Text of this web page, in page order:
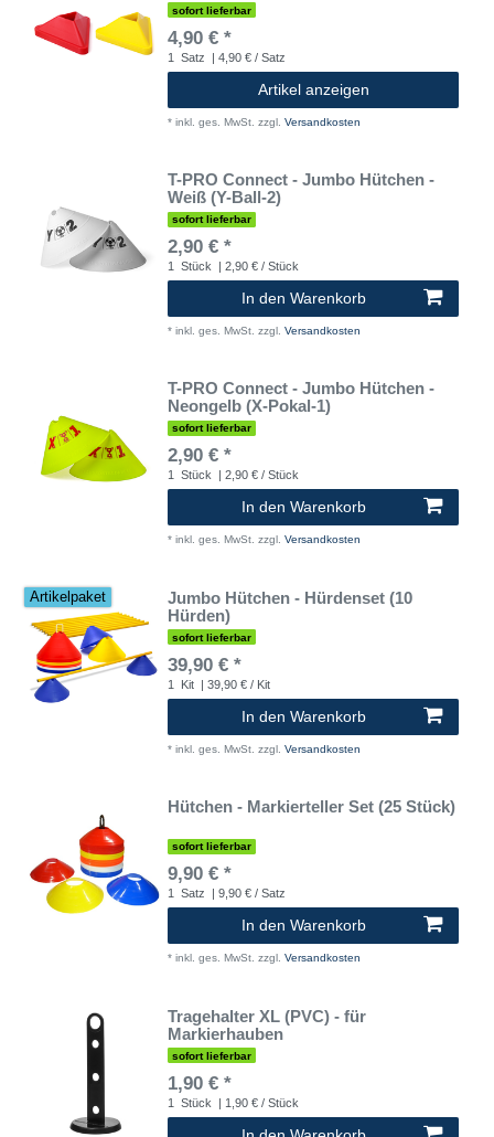
sofort lieferbar
4,90 € *
1 Satz | 4,90 € / Satz
Artikel anzeigen
* inkl. ges. MwSt. zzgl. Versandkosten
T-PRO Connect - Jumbo Hütchen -
Weiß (Y-Ball-2)
sofort lieferbar
2,90 € *
1 Stück | 2,90 € / Stück
In den Warenkorb
* inkl. ges. MwSt. zzgl. Versandkosten
T-PRO Connect - Jumbo Hütchen -
Neongelb (X-Pokal-1)
sofort lieferbar
2,90 € *
1 Stück | 2,90 € / Stück
In den Warenkorb
* inkl. ges. MwSt. zzgl. Versandkosten
Artikelpaket
Jumbo Hütchen - Hürdenset (10
Hürden)
sofort lieferbar
39,90 € *
1 Kit | 39,90 € / Kit
In den Warenkorb
* inkl. ges. MwSt. zzgl. Versandkosten
Hütchen - Markierteller Set (25 Stück)
sofort lieferbar
9,90 € *
1 Satz | 9,90 € / Satz
In den Warenkorb
* inkl. ges. MwSt. zzgl. Versandkosten
Tragehalter XL (PVC) - für
Markierhauben
sofort lieferbar
1,90 € *
1 Stück | 1,90 € / Stück